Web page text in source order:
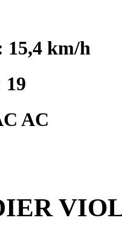
15,4 km/h
19
AC